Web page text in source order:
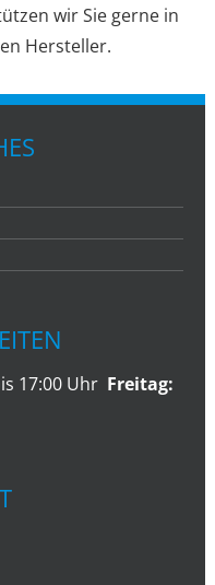
wir Sie gerne in
Hersteller.
17:00 Uhr Freitag: